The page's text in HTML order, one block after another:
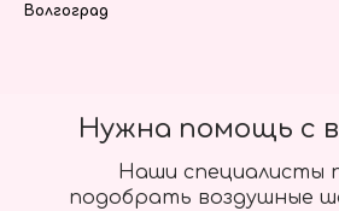
Волгоград
Наши специалисты
подобрать воздушные
Нужна помощь с